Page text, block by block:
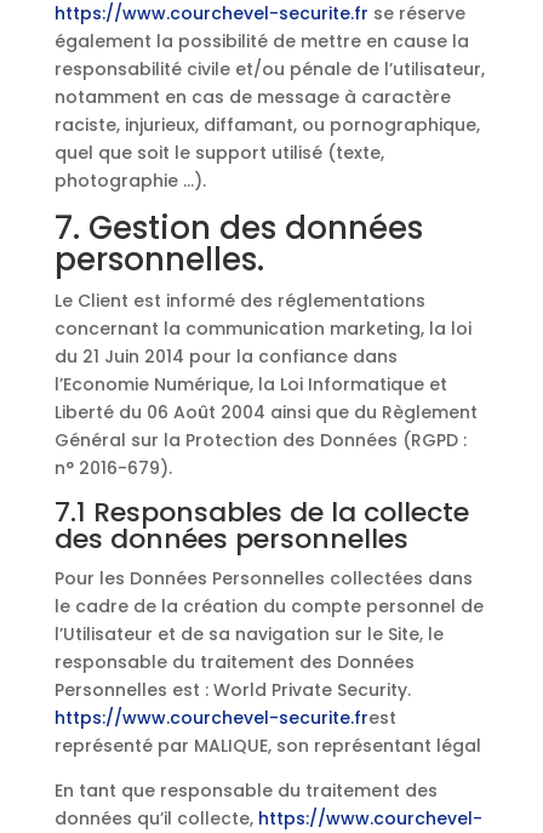
https://www.courchevel-securite.fr se réserve
également la possibilité de mettre en cause la
responsabilité civile et/ou pénale de l’utilisateur,
notamment en cas de message à caractère
raciste, injurieux, diffamant, ou pornographique,
quel que soit le support utilisé (texte,
photographie …).
7. Gestion des données
personnelles.
Le Client est informé des réglementations
concernant la communication marketing, la loi
du 21 Juin 2014 pour la confiance dans
l’Economie Numérique, la Loi Informatique et
Liberté du 06 Août 2004 ainsi que du Règlement
Général sur la Protection des Données (RGPD :
n° 2016-679).
7.1 Responsables de la collecte
des données personnelles
Pour les Données Personnelles collectées dans
le cadre de la création du compte personnel de
l’Utilisateur et de sa navigation sur le Site, le
responsable du traitement des Données
Personnelles est : World Private Security.
https://www.courchevel-securite.frest
représenté par MALIQUE, son représentant légal
En tant que responsable du traitement des
données qu’il collecte, https://www.courchevel-